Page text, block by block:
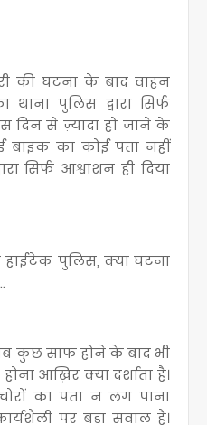
की घटना के बाद वाहन
पुलिस द्वारा सिर्फ
दिन से ज़्यादा हो जाने के
बाइक का कोई पता नहीं
सिर्फ आश्वाशन ही दिया
पुलिस, क्या घटना
कुछ साफ होने के बाद भी
आख़िर क्या दर्शाता है।
का पता न लग पाना
पर बड़ा सवाल है।